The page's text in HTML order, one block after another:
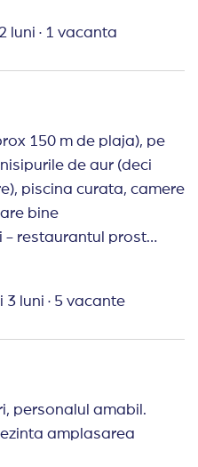
fotoliu extensibil( a
luni · 1 vacanta
150 m de plaja), pe
de aur (deci
piscina curata, camere
bine
plin) a gasi un
ca toata lumea se
de 2,4,6,7
destul de
(insa cum am spus ca
putine, deserturi
3 luni · 5 vacante
personalul amabil.
amplasarea